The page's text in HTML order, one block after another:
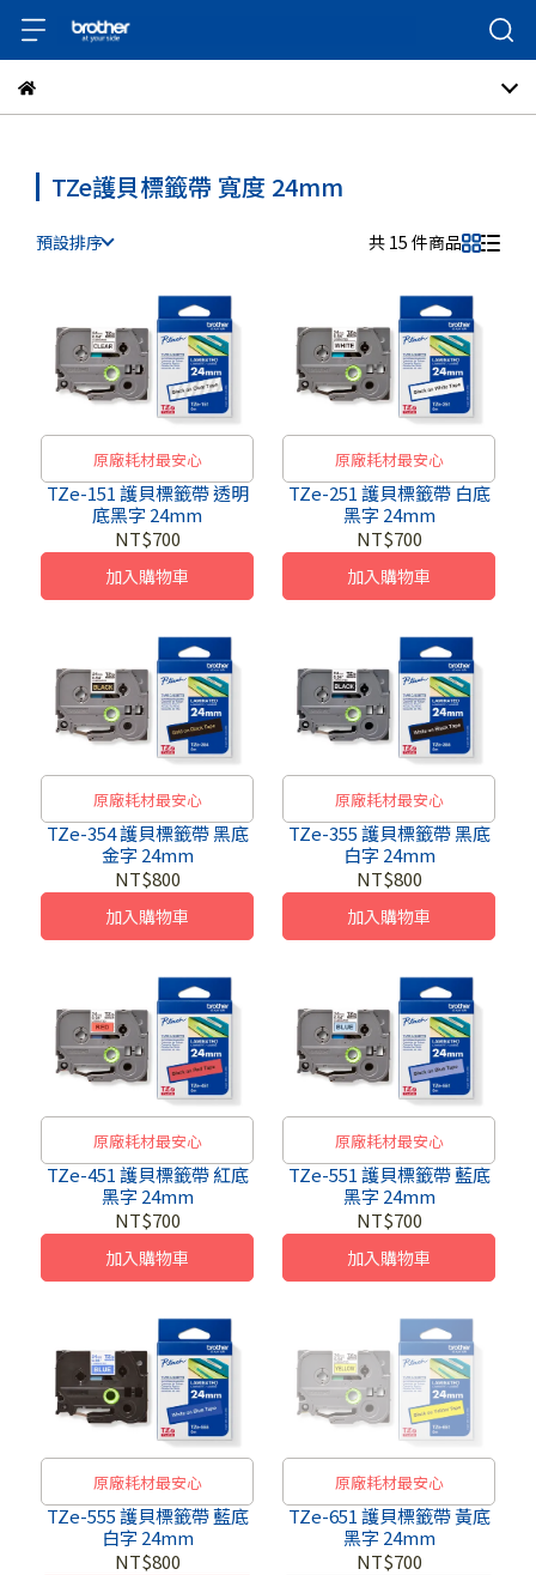
TZe護貝標籤帶 寬度 24mm
預設排序 共 15 件商品
原廠耗材最安心
TZe-151 護貝標籤帶 透明
底黑字 24mm
NT$700
加入購物車
原廠耗材最安心
TZe-251 護貝標籤帶 白底
黑字 24mm
NT$700
加入購物車
原廠耗材最安心
TZe-354 護貝標籤帶 黑底
金字 24mm
NT$800
加入購物車
原廠耗材最安心
TZe-355 護貝標籤帶 黑底
白字 24mm
NT$800
加入購物車
原廠耗材最安心
TZe-451 護貝標籤帶 紅底
黑字 24mm
NT$700
加入購物車
原廠耗材最安心
TZe-551 護貝標籤帶 藍底
黑字 24mm
NT$700
加入購物車
原廠耗材最安心
TZe-555 護貝標籤帶 藍底
白字 24mm
NT$800
原廠耗材最安心
TZe-651 護貝標籤帶 黃底
黑字 24mm
NT$700